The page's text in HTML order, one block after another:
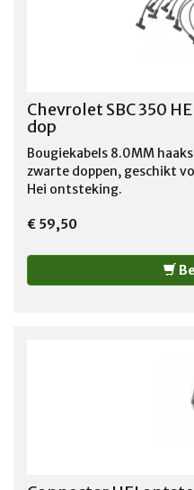
Chevrolet SBC 350
dop
Bougiekabels 8.0MM
zwarte doppen, geschikt
Hei ontsteking.
€ 59,50